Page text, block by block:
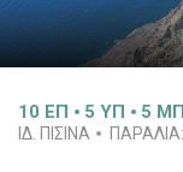
10 ΕΠ 5 ΥΠ 5 ΜΠ
ΙΔ. ΠΙΣΊΝΑ ΠΑΡΑΛΊΑ: